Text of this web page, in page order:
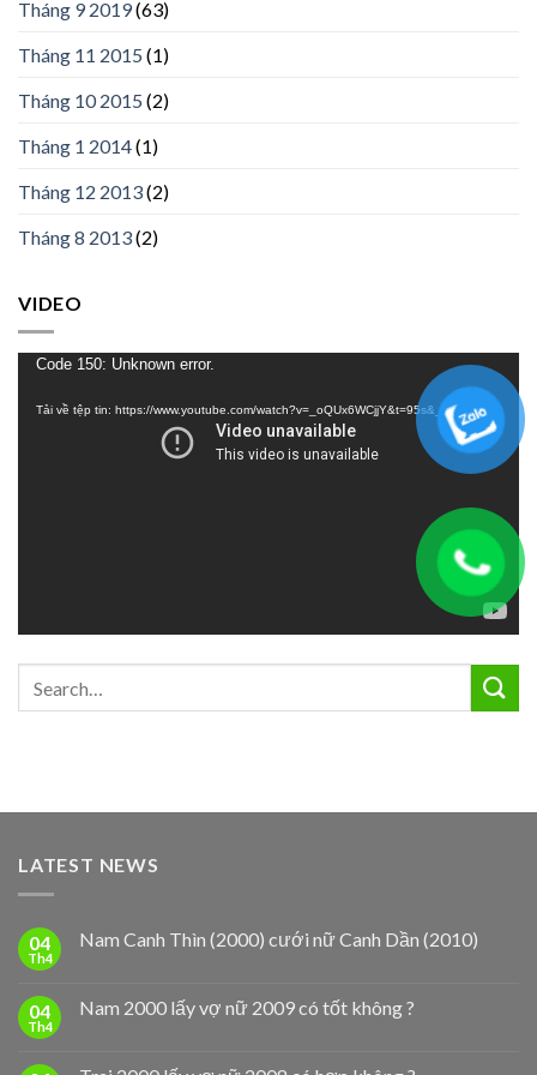
Tháng 9 2019(63)
Tháng 11 2015 (1)
Tháng 10 2015 (2)
Tháng 1 2014(1)
Tháng 12 2013(2)
Tháng 8 2013(2)
VIDEO
Trình
Code 150: Unknown error.
Tải về tệp tin: https://www.youtube.com/watch?v=_oQUx6WCjjY&t=95s&_=1
LATEST NEWS
04
Th4
Nam Canh Thìn (2000) cưới nữ Canh Dần (2010)
04
Th4
Nam 2000 lấy vợ nữ 2009 có tốt không ?